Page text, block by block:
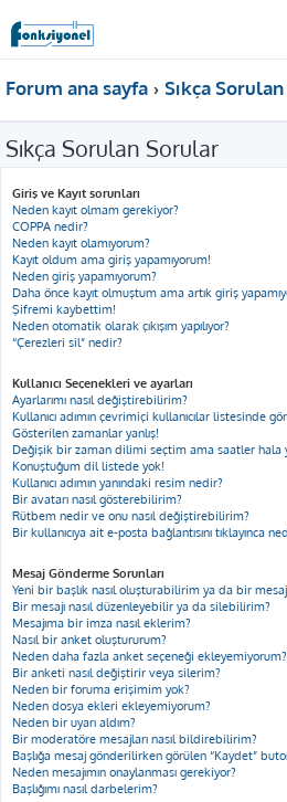
Forum ana sayfa Sıkça
Sıkça Sorulan Sorular
Giriş ve Kayıt sorunları
Neden kayıt olmam gerekiyor?
COPPA nedir?
Neden kayıt olamıyorum?
Kayıt oldum ama giriş yapamıyorum!
Neden giriş yapamıyorum?
Daha önce kayıt olmuştum ama artık giriş
Şifremi kaybettim!
Neden otomatik olarak çıkışım yapılıyor?
“Çerezleri sil” nedir?
Kullanıcı Seçenekleri ve ayarları
Ayarlarımı nasıl değiştirebilirim?
Kullanıcı adımın çevrimiçi kullanıcılar listesinde
Gösterilen zamanlar yanlış!
Değişik bir zaman dilimi seçtim ama saatler hala
Konuştuğum dil listede yok!
Kullanıcı adımın yanındaki resim nedir?
Bir avatarı nasıl gösterebilirim?
Rütbem nedir ve onu nasıl değiştirebilirim?
Bir kullanıcıya ait e-posta bağlantısını tıklayınca
Mesaj Gönderme Sorunları
Yeni bir başlık nasıl oluşturabilirim ya da bir
Bir mesajı nasıl düzenleyebilir ya da silebilirim?
Mesajıma bir imza nasıl eklerim?
Nasıl bir anket oluştururum?
Neden daha fazla anket seçeneği ekleyemiyorum?
Bir anketi nasıl değiştirir veya silerim?
Neden bir foruma erişimim yok?
Neden dosya ekleri ekleyemiyorum?
Neden bir uyarı aldım?
Bir moderatöre mesajları nasıl bildirebilirim?
Başlığa mesaj gönderilirken görülen “Kaydet”
Neden mesajımın onaylanması gerekiyor?
Başlığımı nasıl darbelerim?